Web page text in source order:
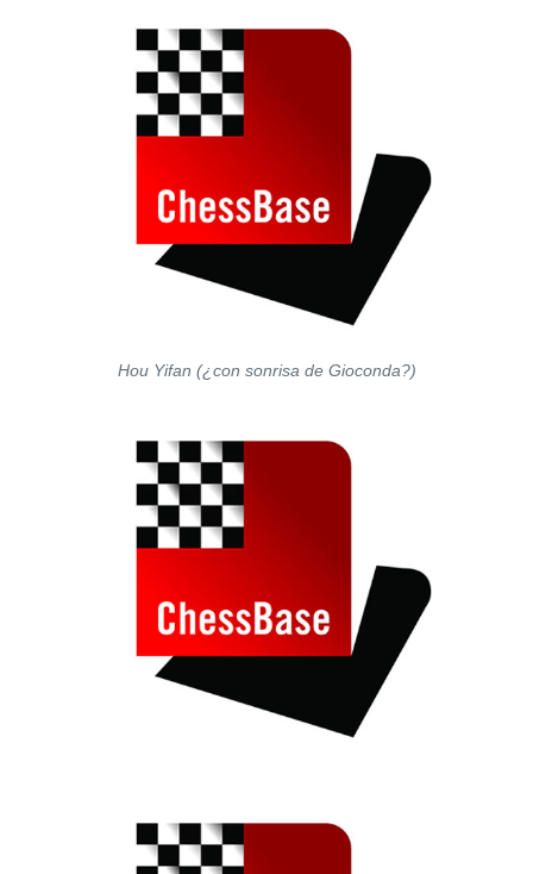
Hou Yifan (¿con sonrisa de Gioconda?)